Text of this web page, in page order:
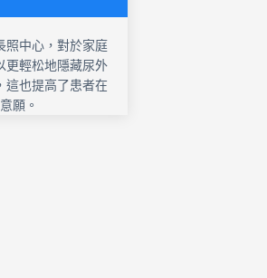
照中心，對於家庭
更輕松地隱藏尿外
這也提高了患者在
願。